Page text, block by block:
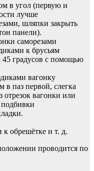
в угол (первую и
лучше
шляпки закрыть
панели).
к брусьям
45 градусов с помощью
паз первой, слегка
отрезок вагонки или
к обрешётке и т. д.
проводится по